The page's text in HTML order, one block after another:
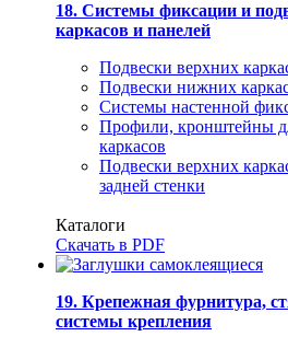
18. Системы фиксации и
каркасов и панелей
Подвески верхних
Подвески нижних
Системы настенной
Профили, кронштейны
каркасов
Подвески верхних
задней стенки
Каталоги
Скачать в PDF
19. Крепежная фурнитура,
системы крепления